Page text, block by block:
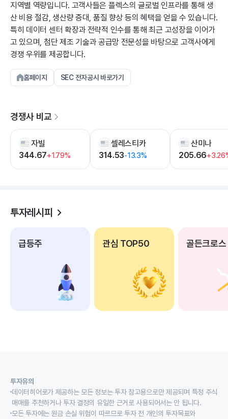
지역별 역량입니다. 고객사들은 플렉스의 글로벌 인프라를 통해 생
산 비용 절감, 생산량 증대, 품질 향상 등의 혜택을 얻을 수 있습니다.
특히 데이터 센터 확장과 전략적 인수를 통해 최근 고성장을 이어가
고 있으며, 첨단 제조 기술과 공급망 전문성을 바탕으로 고객사에게
경쟁 우위를 제공합니다.
홈페이지 SEC 전자공시 바로가기
경쟁사 비교
자빌
344.67+1.79%
셀레스티카
314.53-13.3%
산미나
205.66
투자레시피
급등주 관심 TOP50 골든크로스
투자유의
데이터히어로가 제공하는 모든 정보는 투자 참고용으로만 제공되며 특정 주식
매매를 추천하거나 투자 결정의 유일한 근거로 사용되어서는 안 됩니다.
모든 투자에는 원금 손실 위험이 따르므로 투자 전 개인의 투자목표와